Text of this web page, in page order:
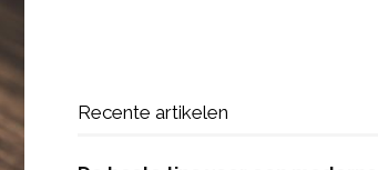
Recente artikelen